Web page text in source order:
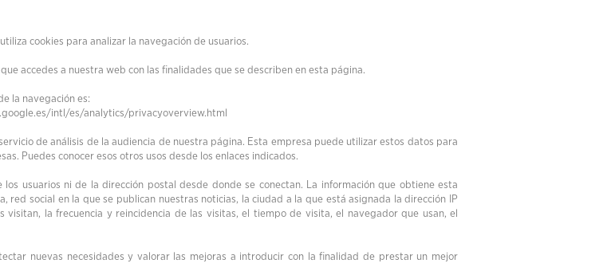
cookies para analizar la navegación de usuarios.
accedes a nuestra web con las finalidades que se describen en esta página.
la navegación es:
intl/es/analytics/privacyoverview.html
de análisis de la audiencia de nuestra página. Esta empresa puede utilizar estos datos para
Puedes conocer esos otros usos desde los enlaces indicados.
usuarios ni de la dirección postal desde donde se conectan. La información que obtiene esta
red social en la que se publican nuestras noticias, la ciudad a la que está asignada la dirección IP
visitan, la frecuencia y reincidencia de las visitas, el tiempo de visita, el navegador que usan, el
nuevas necesidades y valorar las mejoras a introducir con la finalidad de prestar un mejor